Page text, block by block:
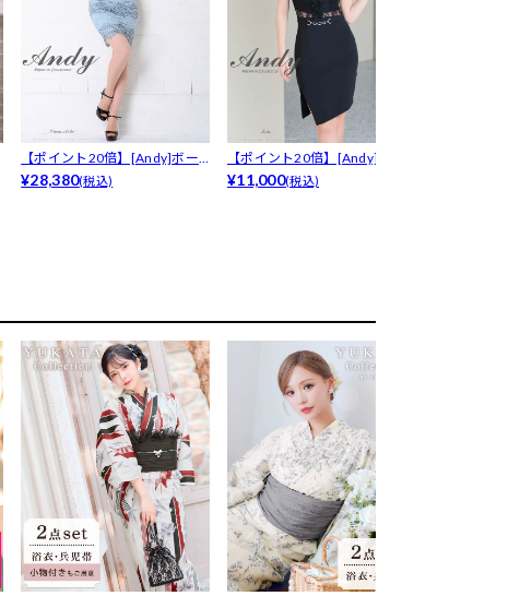
【ポイント20倍】[Andy]ボー
ダー...
¥28,380(税込)
【ポイント20倍】[Andy]シア
ーレ...
¥11,000(税込)